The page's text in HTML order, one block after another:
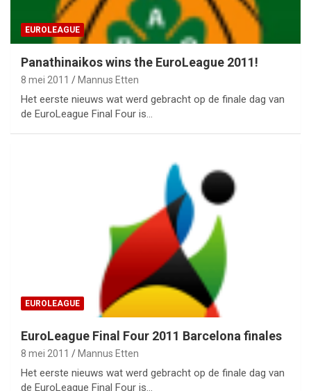
EUROLEAGUE
Panathinaikos wins the EuroLeague 2011!
8 mei 2011 Mannus Etten
Het eerste nieuws wat werd gebracht op de finale dag van
de EuroLeague Final Four is…
EUROLEAGUE
EuroLeague Final Four 2011 Barcelona finales
8 mei 2011 Mannus Etten
Het eerste nieuws wat werd gebracht op de finale dag van
de EuroLeague Final Four is…